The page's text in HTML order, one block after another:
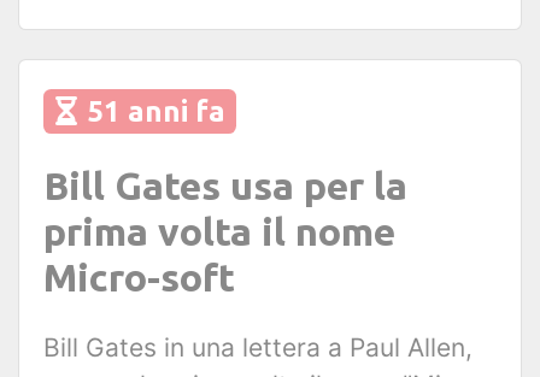
51 anni fa
Bill Gates usa per la
prima volta il nome
Micro-soft
Bill Gates in una lettera a Paul Allen,